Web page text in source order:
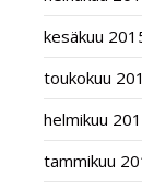
kesäkuu
toukokuu
helmikuu
tammikuu